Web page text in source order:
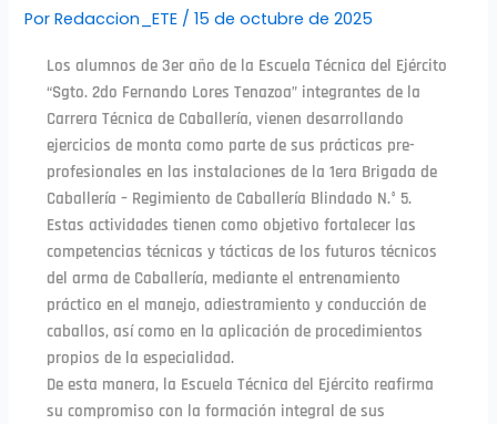
PorRedaccion_ETE /15 de octubre de 2025
Los alumnos de 3er año de la Escuela Técnica del Ejército
“Sgto. 2do Fernando Lores Tenazoa” integrantes de la
Carrera Técnica de Caballería, vienen desarrollando
ejercicios de monta como parte de sus prácticas pre-
profesionales en las instalaciones de la 1era Brigada de
Caballería – Regimiento de Caballería Blindado N.° 5.
Estas actividades tienen como objetivo fortalecer las
competencias técnicas y tácticas de los futuros técnicos
del arma de Caballería, mediante el entrenamiento
práctico en el manejo, adiestramiento y conducción de
caballos, así como en la aplicación de procedimientos
propios de la especialidad.
De esta manera, la Escuela Técnica del Ejército reafirma
su compromiso con la formación integral de sus